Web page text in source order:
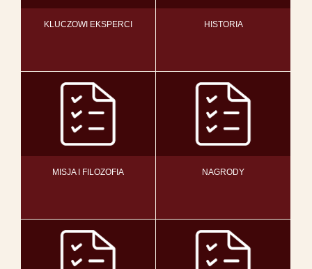
KLUCZOWI EKSPERCI HISTORIA
MISJA I FILOZOFIA NAGRODY